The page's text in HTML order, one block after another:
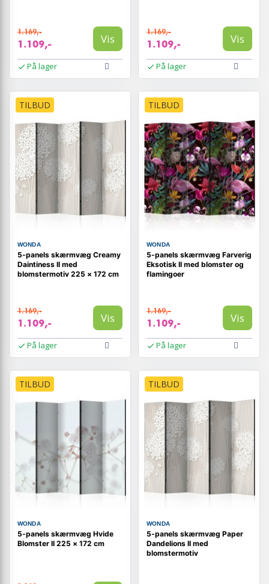
1.169,-
1.109,- Vis
På lager
1.169,-
1.109,- Vis
På lager
TILBUD
WONDA
5-panels skærmvæg Creamy
Daintiness II med
blomstermotiv 225 × 172 cm
1.169,-
1.109,- Vis
På lager
TILBUD
WONDA
5-panels skærmvæg Farverig
Eksotisk II med blomster og
flamingoer
1.169,-
1.109,- Vis
På lager
TILBUD
WONDA
5-panels skærmvæg Hvide
Blomster II 225 × 172 cm
TILBUD
WONDA
5-panels skærmvæg Paper
Dandelions II med
blomstermotiv